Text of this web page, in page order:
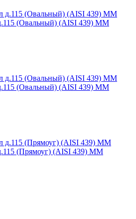
(Овальный) (AISI 439) ММ
(Овальный) (AISI 439) ММ
(Прямоуг) (AISI 439) ММ